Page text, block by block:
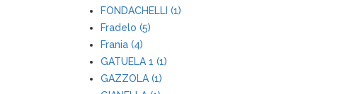
FONDACHELLI (1)
Fradelo (5)
Frania (4)
GATUELA 1 (1)
GAZZOLA (1)